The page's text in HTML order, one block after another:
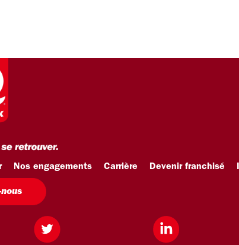
Nos engagements Carrière Devenir franchisé